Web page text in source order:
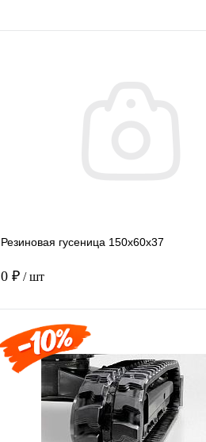
Резиновая гусеница 150x60x37
0 ₽ / шт
Купить в 1 клик Сравнение
В избранное Под заказ